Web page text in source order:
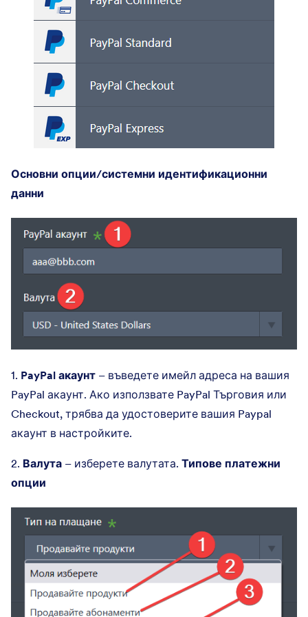
Основни опции/системни идентификационни
данни
1. PayPal акаунт – въведете имейл адреса на вашия
PayPal акаунт. Ако използвате PayPal Търговия или
Checkout, трябва да удостоверите вашия Paypal
акаунт в настройките.
2. Валута – изберете валутата. Типове платежни
опции